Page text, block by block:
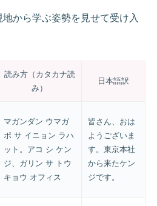
から学ぶ姿勢を見せて受け入
読み方（カタカナ読
み）
日本語訳
マガンダン ウマガ
ポ サ イニョン ラハ
ット。アコ シ ケン
ジ、ガリン サ トウ
キョウ オフィス
皆さん、おは
ようございま
す。東京本社
から来たケン
ジです。